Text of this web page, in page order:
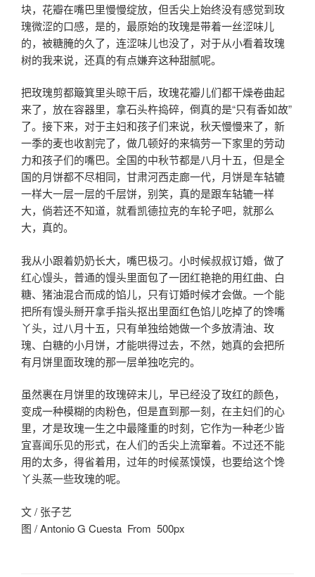
块，花瓣在嘴巴里慢慢绽放，但舌尖上始终没有感觉到玫
瑰微涩的口感，是的，最原始的玫瑰是带着一丝涩味儿
的，被糖腌的久了，连涩味儿也没了，对于从小看着玫瑰
树的我来说，还真的有点嫌弃这种甜腻呢。
把玫瑰剪都簸箕里头晾干后，玫瑰花瓣儿们都干燥卷曲起
来了，放在容器里，拿石头杵捣碎，倒真的是“只有香如故”
了。接下来，对于主妇和孩子们来说，秋天慢慢来了，新
一季的麦也收割完了，做几顿好的来犒劳一下家里的劳动
力和孩子们的嘴巴。全国的中秋节都是八月十五，但是全
国的月饼都不尽相同，甘肃河西走廊一代，月饼是车轱辘
一样大一层一层的千层饼，别笑，真的是跟车轱辘一样
大，倘若还不知道，就看凯德拉克的车轮子吧，就那么
大，真的。
我从小跟着奶奶长大，嘴巴极刁。小时候叔叔订婚，做了
红心馒头，普通的馒头里面包了一团红艳艳的用红曲、白
糖、猪油混合而成的馅儿，只有订婚时候才会做。一个能
把所有馒头掰开拿手指头抠出里面红色馅儿吃掉了的馋嘴
丫头，过八月十五，只有单独给她做一个多放清油、玫
瑰、白糖的小月饼，才能哄得过去，不然，她真的会把所
有月饼里面玫瑰的那一层单独吃完的。
虽然裹在月饼里的玫瑰碎末儿，早已经没了玫红的颜色，
变成一种模糊的肉粉色，但是直到那一刻，在主妇们的心
里，才是玫瑰一生之中最隆重的时刻，它作为一种老少皆
宜喜闻乐见的形式，在人们的舌尖上流窜着。不过还不能
用的太多，得省着用，过年的时候蒸馍馍，也要给这个馋
丫头蒸一些玫瑰的呢。
文 / 张子艺
图 / Antonio G Cuesta From 500px